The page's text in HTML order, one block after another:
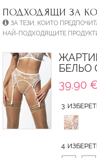
ПОДХОДЯЩИ ЗА
ЗА ТЕЗИ, КОИТО
НАЙ-ПОДХОДЯЩИТЕ
БЕЛЬО
39.90
3.
4.